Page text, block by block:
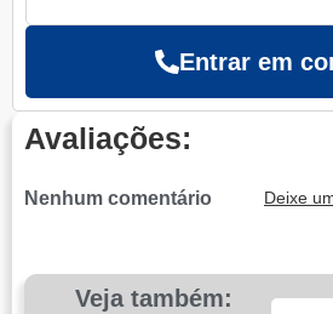
Entrar em
Avaliações:
Nenhum comentário Deixe
Veja também: